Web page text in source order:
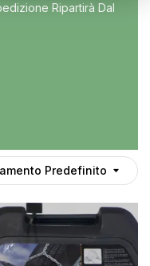
Ripartirà Dal
Predefinito